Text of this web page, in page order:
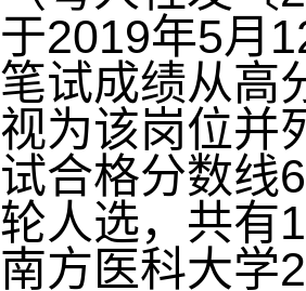
2019年5月
试成绩从高
为该岗位并
合格分数线
人选，共有
方医科大学